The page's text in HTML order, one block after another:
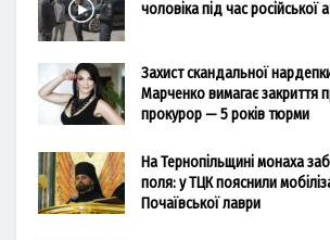
чоловіка під час російської
Захист скандальної
Марченко вимагає закриття
прокурор — 5 років тюрми
На Тернопільщині монаха
поля: у ТЦК пояснили
Почаївської лаври